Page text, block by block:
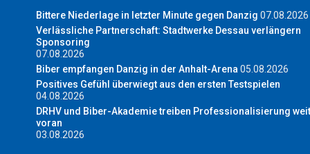
Bittere Niederlage in letzter Minute gegen Danzig 07.08.2026
Verlässliche Partnerschaft: Stadtwerke Dessau verlängern
Sponsoring
07.08.2026
Biber empfangen Danzig in der Anhalt-Arena 05.08.2026
Positives Gefühl überwiegt aus den ersten Testspielen
04.08.2026
DRHV und Biber-Akademie treiben Professionalisierung
voran
03.08.2026